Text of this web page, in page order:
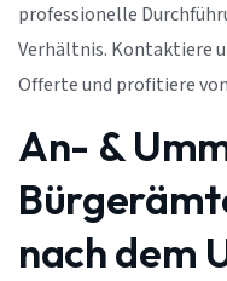
professionelle
Verhältnis. Kontaktiere
Offerte und profitiere
An- &
nach dem